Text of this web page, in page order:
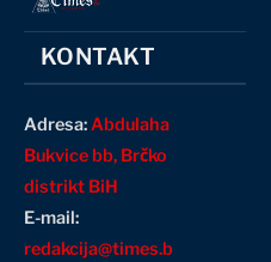
KONTAKT
Adresa:Abdulaha
Bukvice bb, Brčko
distrikt BiH
E-mail:
redakcija@times.b